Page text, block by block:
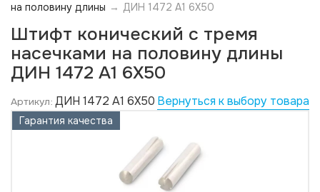
на половину длины → ДИН 1472 А1 6X50
Штифт конический с тремя
насечками на половину длины
ДИН 1472 А1 6X50
Артикул: ДИН 1472 А1 6X50 Вернуться к выбору товара
Гарантия качества